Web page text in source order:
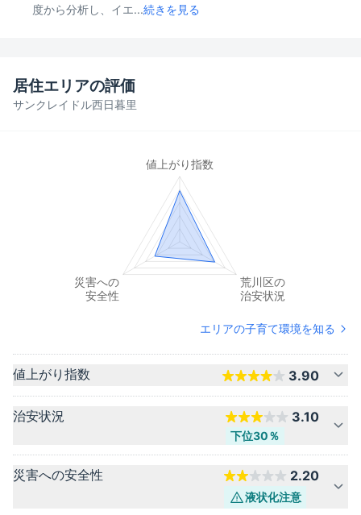
度から分析し、イエ...続きを見る
サンクレイドル西日暮里
居住エリアの評価
エリアの子育て環境を知る
値上がり指数 3.90
治安状況 3.10
下位30％
災害への安全性 2.20
液状化注意